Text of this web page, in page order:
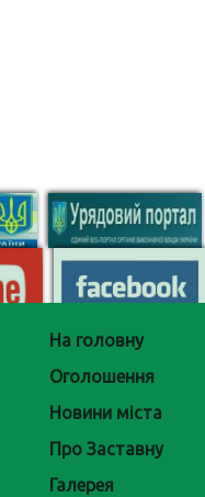
На головну
Оголошення
Новини міста
Про Заставну
Галерея